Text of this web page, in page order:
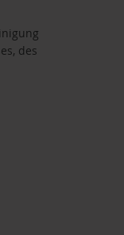
des